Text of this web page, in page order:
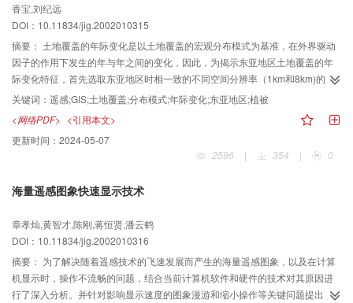
香宝,刘纪远
DOI：10.11834/jig.2002010315
摘要： 土地覆盖的年际变化是以土地覆盖的宏观分布模式为基准，在外界驱动
因子的作用下发生的年与年之间的变化，因此，为揭示东亚地区土地覆盖的年
际变化特征，首先选取东亚地区时相一致的不同空间分辨率（1km和8km)的
NDVI影像进行了非监督分类，并总结了东亚土地覆盖的宏观分布模式，然后以
时间序列的8kmAVHRRNDVI数字影像为基础，应用跨平百分率分析方法生成每
年5-9月距平百分率分级影像，并以该影像为基础分析总结了东亚土地覆盖的年
际变化特征，结果显示，该方法及其揭示的现象比较客观地反映了东亚土地覆
关键词： 遥感;GIS;土地覆盖;分布模式;年际变化;东亚地区;植被
<网络PDF> <引用本文>
更新时间： 2024-05-07
2596
| 354 | 0
海量遥感图象快速显示技术
章孝灿,黄智才,陈刚,蒋恒贤,潘云鹤
DOI：10.11834/jig.2002010316
摘要： 为了解决随着遥感技术的飞速发展而产生的海量遥感图象，以及在计算
机显示时，操作不流畅的问题，结合当前计算机软件和硬件的技术对其原因进
行了深入分析。并针对影响显示速度的图象漫游和缩小操作等关键问题提出了